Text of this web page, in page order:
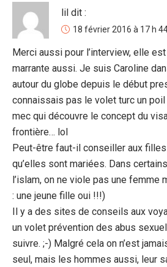
lil dit :
18 février 2016 à 17 h
Merci aussi pour l’interview, elle
marrante aussi. Je suis Caroline
autour du globe depuis le début
connaissais pas le volet turc un
mec qui découvre le concept du
frontière… lol
Peut-être faut-il conseiller aux
qu’elles sont mariées. Dans
l’islam, on ne viole pas une femme
: une jeune fille oui !!!)
Il y a des sites de conseils aux
un volet prévention des abus
suivre. ;-) Malgré cela on n’est
seul, mais les hommes aussi, leur